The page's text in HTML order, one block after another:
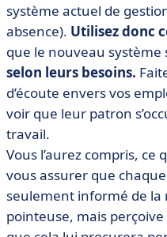
système actuel de
absence). Utilisez donc
que le nouveau système
selon leurs besoins.
d’écoute envers vos
voir que leur patron
travail.
Vous l’aurez compris,
vous assurer que
seulement informé de la
pointeuse, mais